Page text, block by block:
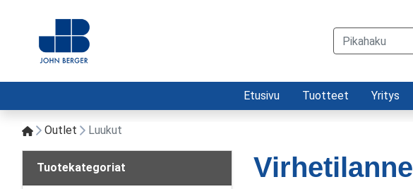
Etusivu Tuotteet Yritys
Outlet Luukut
Virhetilanne
Tuotekategoriat